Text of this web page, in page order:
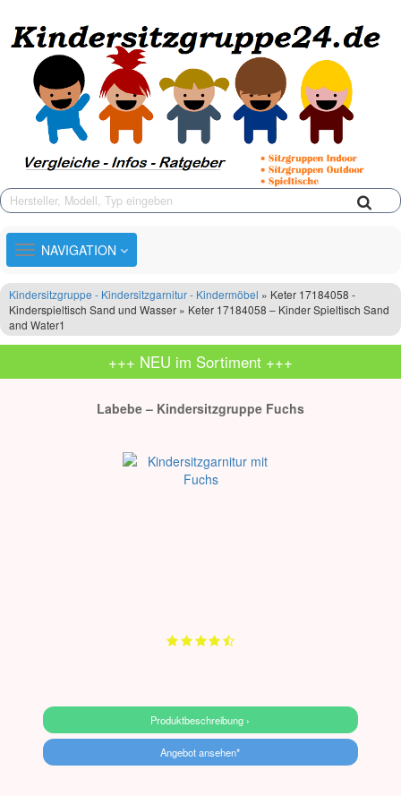
TOGGLE
NAVIGATION
NAVIGATION
Kindersitzgruppe - Kindersitzgarnitur - Kindermöbel » Keter 17184058 -
Kinderspieltisch Sand und Wasser » Keter 17184058 – Kinder Spieltisch Sand
and Water1
+++ NEU im Sortiment +++
Labebe – Kindersitzgruppe Fuchs
Produktbeschreibung ›
Angebot ansehen*